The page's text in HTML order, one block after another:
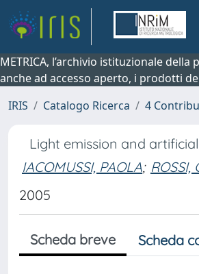
METRICA, l’archivio istituzionale
anche ad accesso aperto, i prodotti
IRIS
Catalogo Ricerca 4
Light emission and
IACOMUSSI, PAOLA; ROSSI,
2005
Scheda breve Scheda